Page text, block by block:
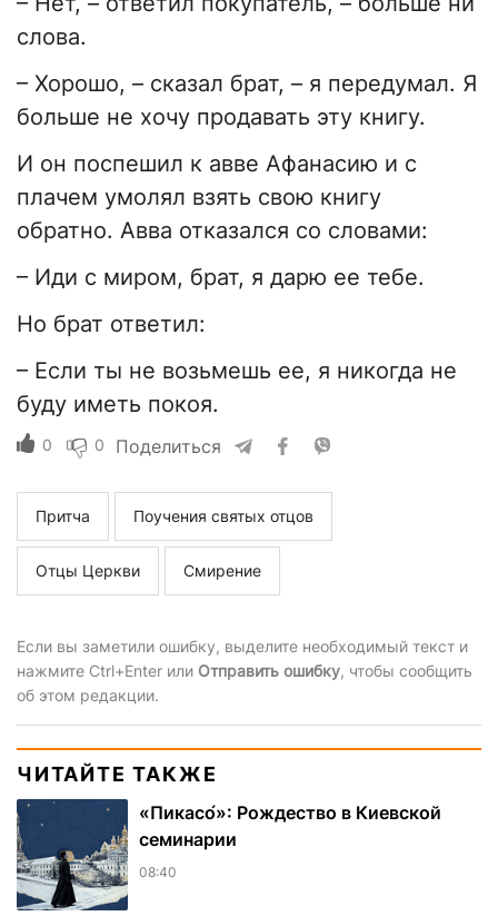
слова.
– Хорошо, – сказал брат, – я передумал. Я
больше не хочу продавать эту книгу.
И он поспешил к авве Афанасию и с
плачем умолял взять свою книгу
обратно. Авва отказался со словами:
– Иди с миром, брат, я дарю ее тебе.
Но брат ответил:
– Если ты не возьмешь ее, я никогда не
буду иметь покоя.
0 0 Поделиться
Притча Поучения святых отцов
Отцы Церкви Смирение
Если вы заметили ошибку, выделите необходимый текст и
нажмите Ctrl+Enter или Отправить ошибку, чтобы сообщить
об этом редакции.
ЧИТАЙТЕ ТАКЖЕ
«Пикасо́»: Рождество в Киевской
семинарии
08:40